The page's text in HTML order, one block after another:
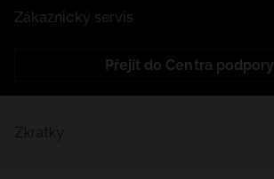
Zákaznický servis
Přejít do Centra podpory